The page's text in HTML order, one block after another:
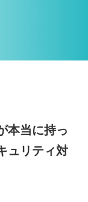
本当に持っ
ュリティ対